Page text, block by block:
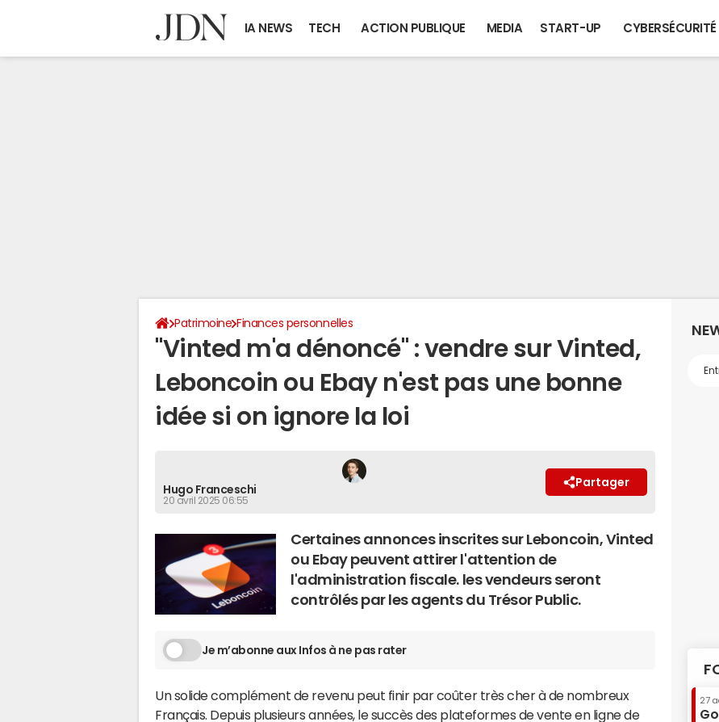
IA NEWS TECH ACTION PUBLIQUE MEDIA START-UP CYBERSÉCURITÉ
Patrimoine Finances personnelles
"Vinted m'a dénoncé" : vendre sur Vinted,
Leboncoin ou Ebay n'est pas une bonne
idée si on ignore la loi
Hugo Franceschi
20 avril 2025 06:55
Partager
Certaines annonces inscrites sur Leboncoin, Vinted
ou Ebay peuvent attirer l'attention de
l'administration fiscale. les vendeurs seront
contrôlés par les agents du Trésor Public.
Je m’abonne aux Infos à ne pas rater
Un solide complément de revenu peut finir par coûter très cher à de nombreux
Français. Depuis plusieurs années, le succès des plateformes de vente en ligne de
27